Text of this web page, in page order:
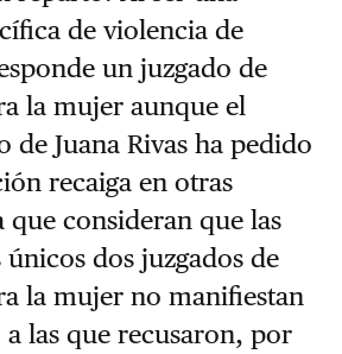
de violencia de
un juzgado de
la mujer aunque el
Juana Rivas ha pedido
recaiga en otras
que consideran que las
dos juzgados de
la mujer no manifiestan
las que recusaron, por